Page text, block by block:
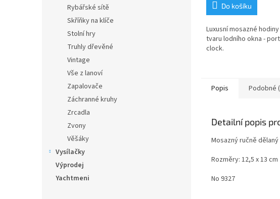
Rybářské sítě
Skříňky na klíče
Stolní hry
Truhly dřevěné
Vintage
Vše z lanoví
Zapalovače
Záchranné kruhy
Zrcadla
Zvony
Věšáky
Vysílačky
Výprodej
Yachtmeni
Do košíku
Luxusní mosazné
tvaru lodního okna -
clock.
Popis Podobné
Detailní popis
Mosazný ručně
Rozměry: 12,5 x 13 cm
No 9327